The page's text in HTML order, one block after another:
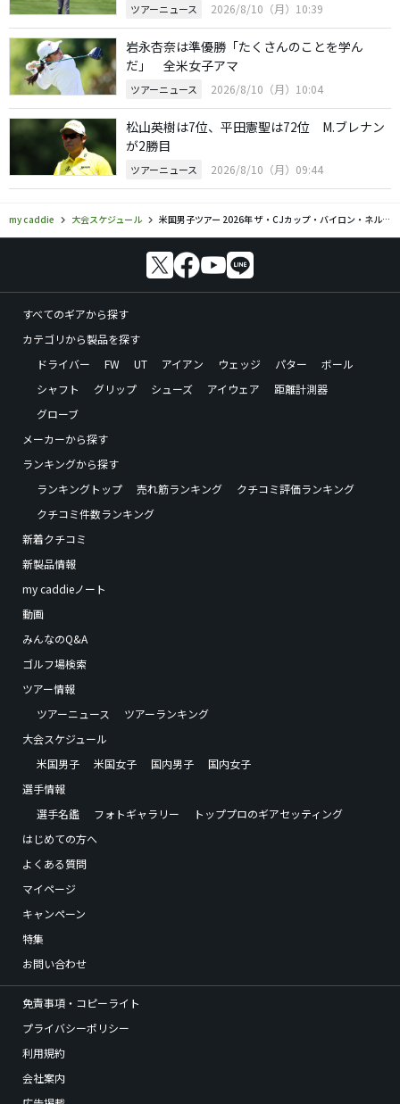
ツアーニュース 2026/8/10（月）10:39
岩永杏奈は準優勝「たくさんのことを学ん
だ」 全米女子アマ
ツアーニュース 2026/8/10（月）10:04
松山英樹は7位、平田憲聖は72位 M.ブレナン
が2勝目
ツアーニュース 2026/8/10（月）09:44
my caddie 大会スケジュール 米国男子ツアー 2026年 ザ・CJカップ・バイロン・ネルソン 組み合わせ
すべてのギアから探す
カテゴリから製品を探す
ドライバー
FW UT アイアン ウェッジ パター
ボール
シャフト
グリップ シューズ アイウェア
距離計測器
グローブ
メーカーから探す
ランキングから探す
ランキングトップ
売れ筋ランキング
クチコミ評価ランキング
クチコミ件数ランキング
新着クチコミ
新製品情報
my caddieノート
動画
みんなのQ&A
ゴルフ場検索
ツアー情報
ツアーニュース
ツアーランキング
大会スケジュール
米国男子
米国女子 国内男子
国内女子
選手情報
選手名鑑
フォトギャラリー
トッププロのギアセッティング
はじめての方へ
よくある質問
マイページ
キャンペーン
特集
お問い合わせ
免責事項・コピーライト
プライバシーポリシー
利用規約
会社案内